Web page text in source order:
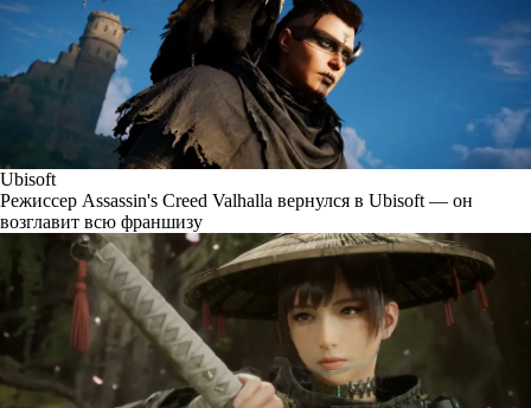
Ubisoft
Режиссер Assassin's Creed Valhalla вернулся в Ubisoft — он
возглавит всю франшизу